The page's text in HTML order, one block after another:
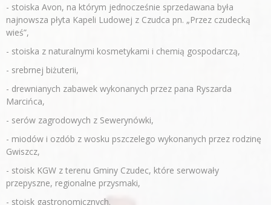
- stoiska Avon, na którym jednocześnie sprzedawana była
najnowsza płyta Kapeli Ludowej z Czudca pn. „Przez czudecką
wieś”,
- stoiska z naturalnymi kosmetykami i chemią gospodarczą,
- srebrnej biżuterii,
- drewnianych zabawek wykonanych przez pana Ryszarda
Marcińca,
- serów zagrodowych z Sewerynówki,
- miodów i ozdób z wosku pszczelego wykonanych przez rodzinę
Gwiszcz,
- stoisk KGW z terenu Gminy Czudec, które serwowały
przepyszne, regionalne przysmaki,
- stoisk gastronomicznych.